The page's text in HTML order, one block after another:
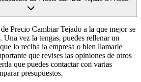
Precio Cambiar Tejado a la que mejor se
Una vez la tengas, puedes rellenar un
lo reciba la empresa o bien llamarle
que revises las opiniones de otros
que puedes contactar con varias
presupuestos.